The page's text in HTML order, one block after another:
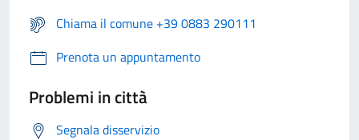
Chiama il comune +39 0883 290111
Prenota un appuntamento
Problemi in città
Segnala disservizio